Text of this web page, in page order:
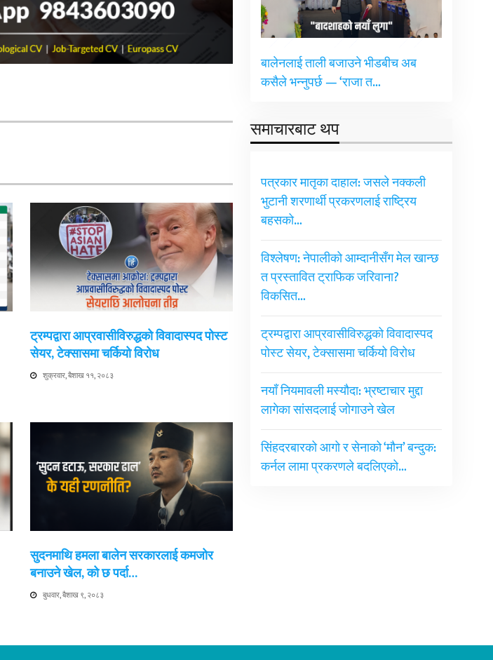
ट्रम्पद्वारा आप्रवासीविरुद्धको विवादास्पद पोस्ट
सेयर, टेक्सासमा चर्कियो विरोध
शुक्रवार, बैशाख ११, २०८३
सुदनमाथि हमला बालेन सरकारलाई कमजोर
बनाउने खेल, को छ पर्दा…
बुधवार, बैशाख ९, २०८३
बालेनलाई ताली बजाउने भीडबीच अब
कसैले भन्नुपर्छ — ‘राजा त…
समाचारबाट थप
पत्रकार मातृका दाहाल: जसले नक्कली
भुटानी शरणार्थी प्रकरणलाई राष्ट्रिय
बहसको…
विश्लेषण: नेपालीको आम्दानीसँग मेल खान्छ
त प्रस्तावित ट्राफिक जरिवाना?
विकसित…
ट्रम्पद्वारा आप्रवासीविरुद्धको विवादास्पद
पोस्ट सेयर, टेक्सासमा चर्कियो विरोध
नयाँ नियमावली मस्यौदा: भ्रष्टाचार मुद्दा
लागेका सांसदलाई जोगाउने खेल
सिंहदरबारको आगो र सेनाको ‘मौन’ बन्दुक:
कर्नल लामा प्रकरणले बदलिएको…